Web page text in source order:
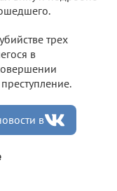
трех
в
в